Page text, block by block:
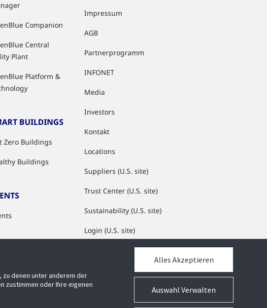
Companion
Central
Plant
Platform &
BUILDINGS
Zero Buildings
Buildings
Impressum
AGB
Partnerprogramm
INFONET
Media
Investors
Kontakt
Locations
Suppliers (U.S. site)
Trust Center (U.S. site)
Sustainability (U.S. site)
Login (U.S. site)
Mediathek
denen unter anderem der
zustimmen oder Ihre eigenen
Auswahl Verwalten
Alles Akzeptieren